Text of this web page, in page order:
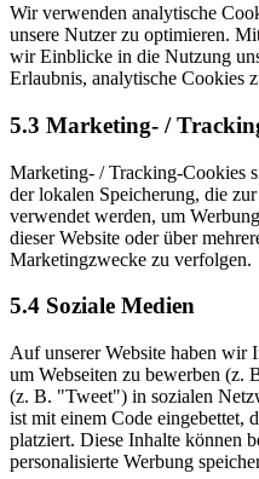
Wir verwenden analytische
unsere Nutzer zu optimieren.
wir Einblicke in die Nutzung
Erlaubnis, analytische Cookies
5.3 Marketing- /
Marketing- / Tracking-Cookies
der lokalen Speicherung, die
verwendet werden, um
dieser Website oder über
Marketingzwecke zu verfolgen.
5.4 Soziale Medien
Auf unserer Website haben wir
um Webseiten zu bewerben
(z. B. "Tweet") in sozialen
ist mit einem Code eingebettet,
platziert. Diese Inhalte können
personalisierte Werbung